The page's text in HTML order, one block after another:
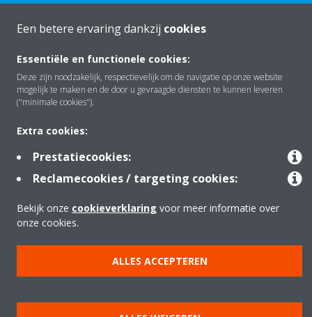
Oplossingen
Producten
Juridische mededeling
Cookieverklaring
Een betere ervaring dankzij cookies
Essentiële en functionele cookies:
Deze zijn noodzakelijk, respectievelijk om de navigatie op onze website
mogelijk te maken en de door u gevraagde diensten te kunnen leveren
("minimale cookies").
Extra cookies:
Prestatiecookies:
Reclamecookies / targeting cookies:
Bekijk onze cookieverklaring voor meer informatie over
onze cookies.
ALLES ACCEPTEREN